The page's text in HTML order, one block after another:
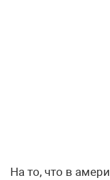
На то, что в